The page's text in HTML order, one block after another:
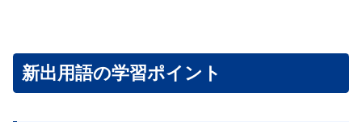
新出用語の学習ポイント